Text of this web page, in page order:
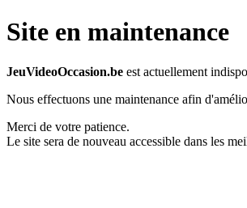
Site en maintenance
JeuVideoOccasion.be est actuellement
Nous effectuons une maintenance afin
Merci de votre patience.
Le site sera de nouveau accessible dans les